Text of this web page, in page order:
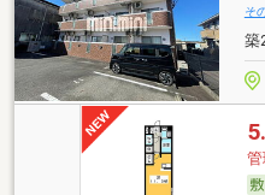
そ
築
管